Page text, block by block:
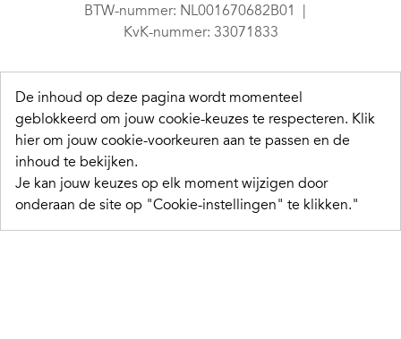
BTW-nummer: NL001670682B01
KvK-nummer: 33071833
De inhoud op deze pagina wordt momenteel
geblokkeerd om jouw cookie-keuzes te respecteren. Klik
hier om jouw cookie-voorkeuren aan te passen en de
inhoud te bekijken.
Je kan jouw keuzes op elk moment wijzigen door
onderaan de site op "Cookie-instellingen" te klikken."